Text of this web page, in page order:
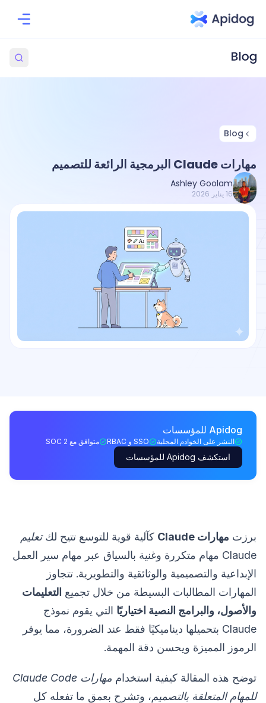
Blog
مهارات Claude البرمجية الرائعة للتصميم
Ashley Goolam
16 يناير 2026
Apidog للمؤسسات
النشر على الخوادم المحلية SSO و RBAC متوافق مع SOC 2
استكشف Apidog للمؤسسات
برزت مهارات Claude كآلية قوية للتوسع تتيح لكتعليم
Claude مهام متكررة وغنية بالسياق عبر مهام سير العمل
الإبداعية والتصميمية والوثائقية والتطويرية. تتجاوز
المهارات المطالبات البسيطة من خلال تجميع التعليمات
والأصول، والبرامج النصية اختياريًا التي يقوم نموذج
Claude بتحميلها ديناميكيًا فقط عند الضرورة، مما يوفر
الرموز المميزة ويحسن دقة المهمة.
توضح هذه المقالة كيفية استخدام
مهارات Claude Code
للمهام المتعلقة بالتصميم، وتشرح بعمق ما تفعله كل